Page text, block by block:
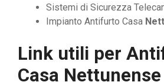
Sistemi di Sicurezza
Impianto Antifurto Casa
Link utili per
Casa Nettunense